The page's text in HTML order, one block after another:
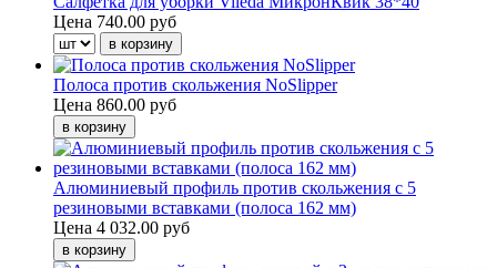
Цена 740.00 руб
Полоса против скольжения NoSlipper
Цена 860.00 руб
Алюминиевый профиль против скольжения с 5
резиновыми вставками (полоса 162 мм)
Цена 4 032.00 руб